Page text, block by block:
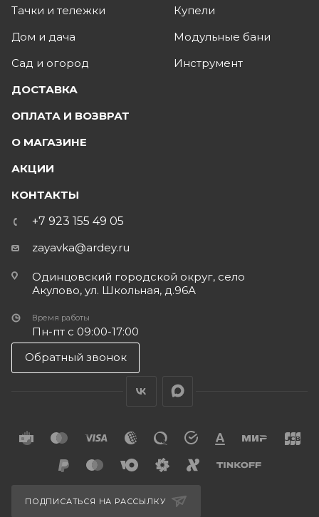
Тачки и тележки
Дом и дача
Сад и огород
Купели
Модульные бани
Инструмент
ДОСТАВКА
ОПЛАТА И ВОЗВРАТ
О МАГАЗИНЕ
АКЦИИ
КОНТАКТЫ
+7 923 155 49 05
zayavka@ardey.ru
Одинцовский городской округ, село
Акулово, ул. Школьная, д.96А
Время работы
Пн-пт с 09:00-17:00
Обратный звонок
ПОДПИСАТЬСЯ НА РАССЫЛКУ